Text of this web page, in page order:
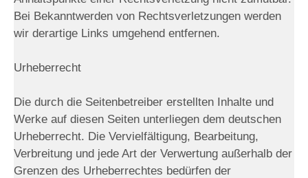
Bei Bekanntwerden von Rechtsverletzungen werden
wir derartige Links umgehend entfernen.
Urheberrecht
Die durch die Seitenbetreiber erstellten Inhalte und
Werke auf diesen Seiten unterliegen dem deutschen
Urheberrecht. Die Vervielfältigung, Bearbeitung,
Verbreitung und jede Art der Verwertung außerhalb der
Grenzen des Urheberrechtes bedürfen der